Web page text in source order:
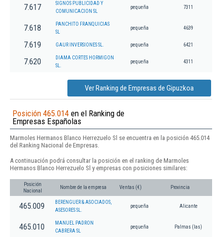
7.617
SIGNOS PUBLICIDAD Y
COMUNICACION SL
pequeña 7311
7.618
PANCHITO FRANQUICIAS
SL
pequeña 4639
7.619 GAUR INVERSIONES SL. pequeña 6421
7.620
DIAMA CORTES HORMIGON
SL.
pequeña 4311
Ver Ranking de Empresas de Gipuzkoa
Posición 465.014 en el Ranking de
Empresas Españolas
Marmoles Hermanos Blanco Herrezuelo Sl se encuentra en la posición 465.014
del Ranking Nacional de Empresas.
A continuación podrá consultar la posición en el ranking de Marmoles
Hermanos Blanco Herrezuelo Sl y empresas con posiciones similares:
Posición
Nacional
Nombre de la empresa Ventas (€) Provincia
465.009
BERENGUER & ASOCIADOS,
ASESORES SL.
pequeña Alicante
465.010
MANUEL PADRON
CABRERA SL
pequeña Palmas (las)